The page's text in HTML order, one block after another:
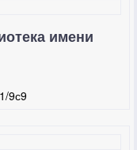
имени
9с9